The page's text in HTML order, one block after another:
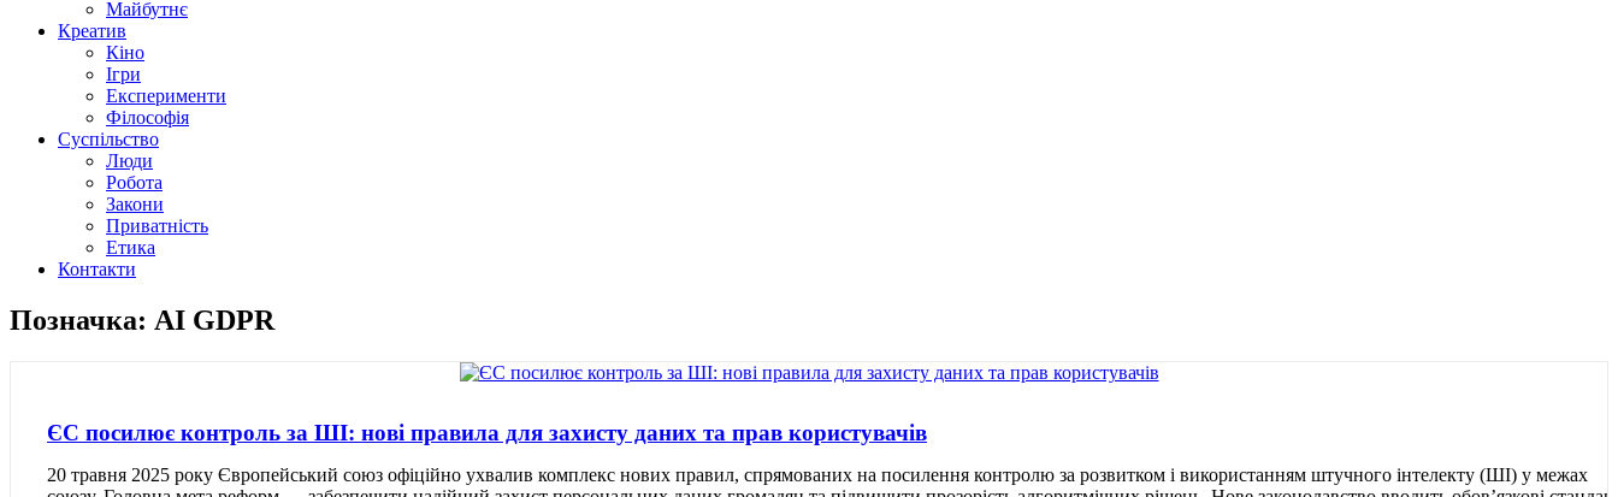
Майбутнє
Креатив
Кіно
Ігри
Експерименти
Філософія
Суспільство
Люди
Робота
Закони
Приватність
Етика
Контакти
Позначка: AI GDPR
ЄС посилює контроль за ШІ: нові правила для захисту даних та прав користувачів
20 травня 2025 року Європейський союз офіційно ухвалив комплекс нових правил, спрямованих на посилення контролю за розвитком і використанням штучного інтелекту (ШІ) у межах